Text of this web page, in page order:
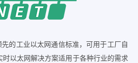
的工业以太网通信标准，可用于工厂自
以太网解决方案适用于各种行业的需求